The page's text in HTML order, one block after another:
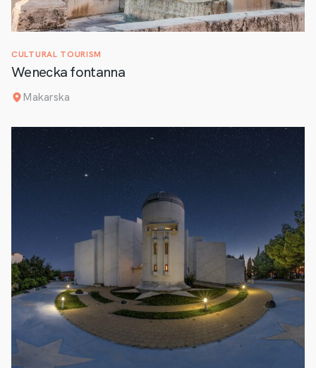
CULTURAL TOURISM
Wenecka fontanna
Makarska